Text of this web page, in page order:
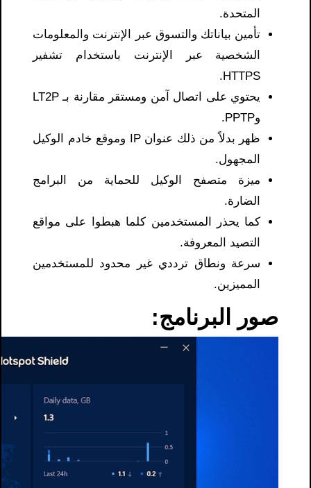
المتحدة.
تأمين بياناتك والتسوق عبر الإنترنت والمعلومات
الشخصية عبر الإنترنت باستخدام تشفير
HTTPS.
يحتوي على اتصال آمن ومستقر مقارنة بـ LT2P
وPPTP.
ظهر بدلاً من ذلك عنوان IP وموقع خادم الوكيل
المجهول.
ميزة متصفح الوكيل للحماية من البرامج
الضارة.
كما يحذر المستخدمين كلما هبطوا على مواقع
التصيد المعروفة.
سرعة ونطاق ترددي غير محدود للمستخدمين
المميزين.
صور البرنامج: